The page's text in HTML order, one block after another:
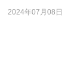
2024年07月08日